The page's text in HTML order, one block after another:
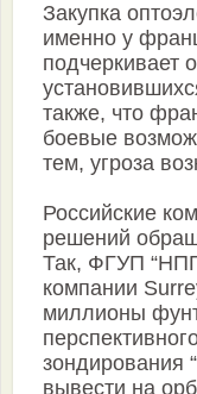
Закупка
именно у
подчеркивает
также, что
боевые
тем, угроза
Российские
решений
Так, ФГУП
компании
миллионы
зондирования
вывести на